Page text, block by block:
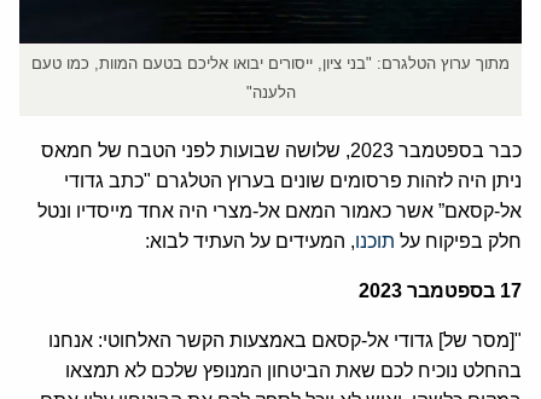
מתוך ערוץ הטלגרם: "בני ציון, ייסורים יבואו אליכם בטעם המוות, כמו טעם
הלענה"
כבר בספטמבר 2023, שלושה שבועות לפני הטבח של חמאס
ניתן היה לזהות פרסומים שונים בערוץ הטלגרם "כתב גדודי
אל-קסאם” אשר כאמור המאם אל-מצרי היה אחד מייסדיו ונטל
חלק בפיקוח על תוכנו, המעידים על העתיד לבוא:
17 בספטמבר 2023
"[מסר של] גדודי אל-קסאם באמצעות הקשר האלחוטי: אנחנו
בהחלט נוכיח לכם שאת הביטחון המנופץ שלכם לא תמצאו